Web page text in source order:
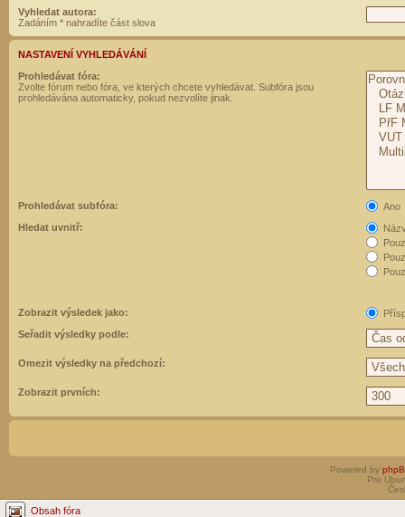
Vyhledat autora:
Zadáním * nahradíte část slova
NASTAVENÍ VYHLEDÁVÁNÍ
Prohledávat fóra:
Zvolte fórum nebo fóra, ve kterých chcete vyhledávat. Subfóra jsou
prohledávána automaticky, pokud nezvolíte jinak.
Prohledávat subfóra:
Ano
Hledat uvnitř:
Zobrazit výsledek jako:
Seřadit výsledky podle:
Omezit výsledky na předchozí:
Zobrazit prvních:
Powered by
Pro
Obsah fóra